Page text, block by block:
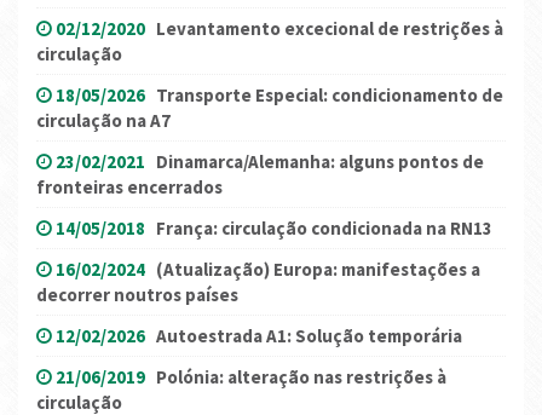
02/12/2020 Levantamento excecional de restrições à
circulação
18/05/2026 Transporte Especial: condicionamento de
circulação na A7
23/02/2021 Dinamarca/Alemanha: alguns pontos de
fronteiras encerrados
14/05/2018 França: circulação condicionada na RN13
16/02/2024 (Atualização) Europa: manifestações a
decorrer noutros países
12/02/2026 Autoestrada A1: Solução temporária
21/06/2019 Polónia: alteração nas restrições à
circulação